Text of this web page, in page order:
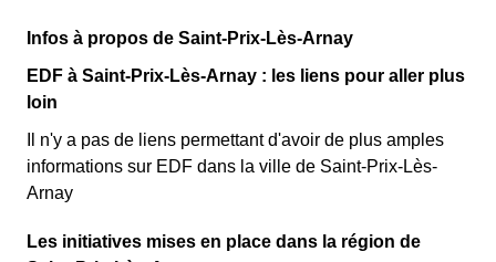
Infos à propos de Saint-Prix-Lès-Arnay
EDF à Saint-Prix-Lès-Arnay : les liens pour aller plus
loin
Il n'y a pas de liens permettant d'avoir de plus amples
informations sur EDF dans la ville de Saint-Prix-Lès-
Arnay
Les initiatives mises en place dans la région de